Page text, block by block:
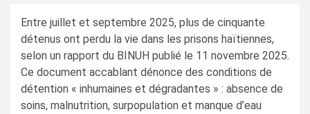
Entre juillet et septembre 2025, plus de cinquante
détenus ont perdu la vie dans les prisons haïtiennes,
selon un rapport du BINUH publié le 11 novembre 2025.
Ce document accablant dénonce des conditions de
détention « inhumaines et dégradantes » : absence de
soins, malnutrition, surpopulation et manque d’eau